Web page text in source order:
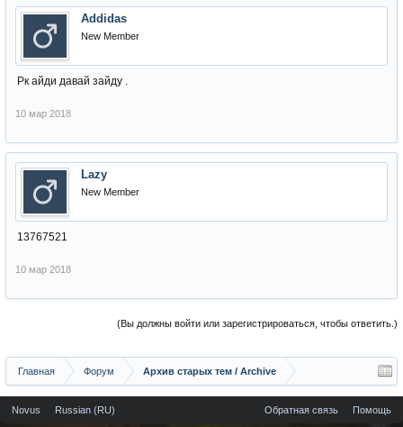
Addidas
New Member
Рк айди давай зайду .
10 мар 2018
Lazy
New Member
13767521
10 мар 2018
(Вы должны войти или зарегистрироваться, чтобы ответить.)
Главная Форум Архив старых тем / Archive
Novus Russian (RU) Обратная связь Помощь